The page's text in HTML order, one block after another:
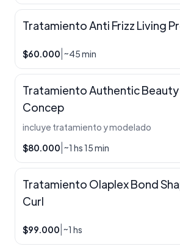
Tratamiento Anti Frizz Living
$60.000 ~45 min
Tratamiento Authentic Beauty
Concep
incluye tratamiento y modelado
$80.000 ~1 hs 15 min
Tratamiento Olaplex Bond
Curl
$99.000 ~1 hs